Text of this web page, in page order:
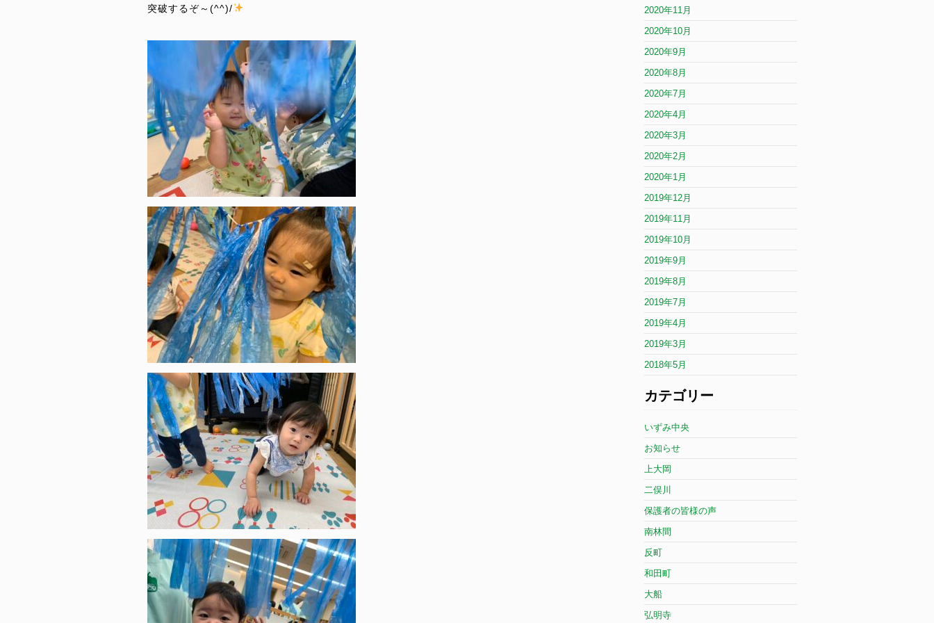
突破するぞ～(^^)/
2020年11月
2020年10月
2020年9月
2020年8月
2020年7月
2020年4月
2020年3月
2020年2月
2020年1月
2019年12月
2019年11月
2019年10月
2019年9月
2019年8月
2019年7月
2019年4月
2019年3月
2018年5月
カテゴリー
いずみ中央
お知らせ
上大岡
二俣川
保護者の皆様の声
南林間
反町
和田町
大船
弘明寺